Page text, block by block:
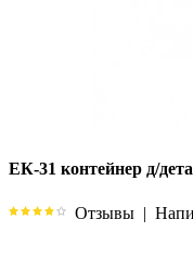
EК-31 контейнер д/
Отзывы |